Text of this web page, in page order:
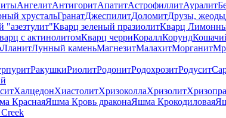
АнгелитАнтигоритАпатитАстрофиллитАуралит
хрустальГранатДжеспилитДоломитДрузы, жеоды
"азезтулит"Кварц зеленый празиолитКварц
с актинолитомКварц черриКораллКорунд
ЛланитЛунный каменьМагнезитМалахитМорганит
РакушкиРиолитРодонитРодохрозитРодусит
ХалцедонХиастолитХризоколлаХризолит
КраснаяЯшма Кровь драконаЯшма Крокодиловая